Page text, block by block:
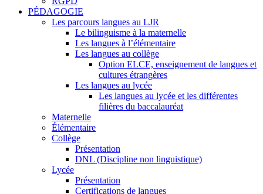
PÉDAGOGIE
Les parcours langues au LJR
Le bilinguisme à la maternelle
Les langues à l’élémentaire
Les langues au collège
Option ELCE, enseignement de langues et
cultures étrangères
Les langues au lycée
Les langues au lycée et les différentes
filières du baccalauréat
Maternelle
Élémentaire
Collège
Présentation
DNL (Discipline non linguistique)
Lycée
Présentation
Certifications de langues